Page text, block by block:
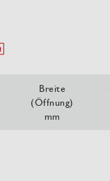
Breite
(Öffnung)
mm